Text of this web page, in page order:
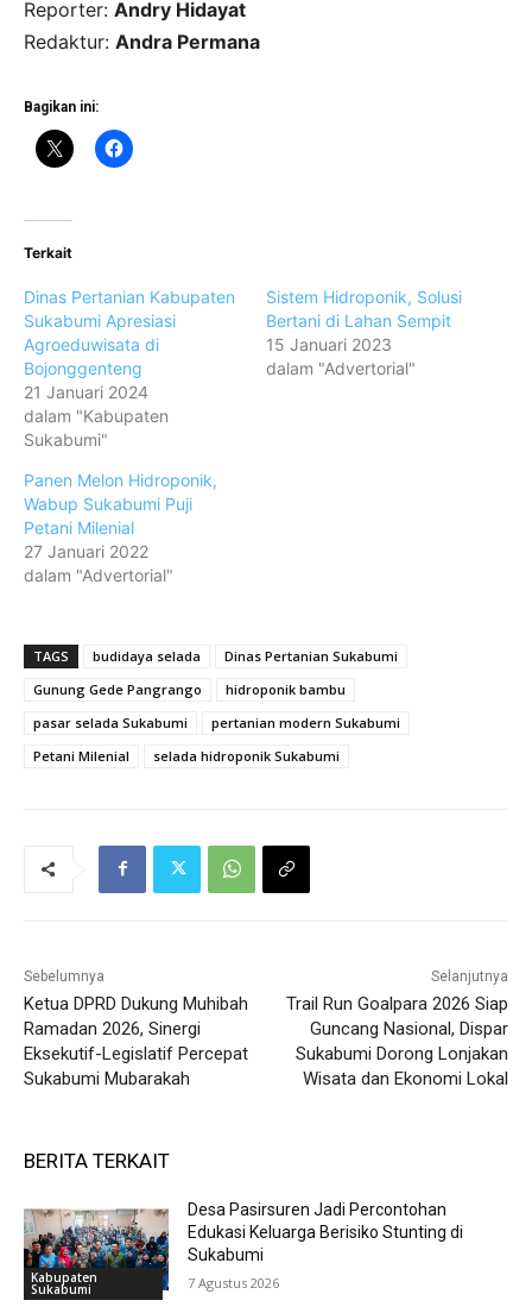
Reporter: Andry Hidayat
Redaktur: Andra Permana
Bagikan ini:
Terkait
Dinas Pertanian Kabupaten
Sukabumi Apresiasi
Agroeduwisata di
Bojonggenteng
21 Januari 2024
dalam "Kabupaten
Sukabumi"
Sistem Hidroponik, Solusi
Bertani di Lahan Sempit
15 Januari 2023
dalam "Advertorial"
Panen Melon Hidroponik,
Wabup Sukabumi Puji
Petani Milenial
27 Januari 2022
dalam "Advertorial"
TAGS budidaya selada
Dinas Pertanian Sukabumi
Gunung Gede Pangrango
hidroponik bambu
pasar selada Sukabumi
pertanian modern Sukabumi
Petani Milenial
selada hidroponik Sukabumi
Sebelumnya
Ketua DPRD Dukung Muhibah
Ramadan 2026, Sinergi
Eksekutif-Legislatif Percepat
Sukabumi Mubarakah
Selanjutnya
Trail Run Goalpara 2026 Siap
Guncang Nasional, Dispar
Sukabumi Dorong Lonjakan
Wisata dan Ekonomi Lokal
BERITA TERKAIT
Kabupaten
Sukabumi
Desa Pasirsuren Jadi Percontohan
Edukasi Keluarga Berisiko Stunting di
Sukabumi
7 Agustus 2026